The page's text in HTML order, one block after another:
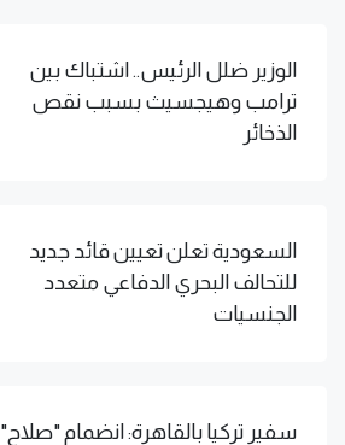
الوزير ضلل الرئيس.. اشتباك بين
ترامب وهيجسيث بسبب نقص
الذخائر
السعودية تعلن تعيين قائد جديد
للتحالف البحري الدفاعي متعدد
الجنسيات
سفير تركيا بالقاهرة: انضمام "صلاح"